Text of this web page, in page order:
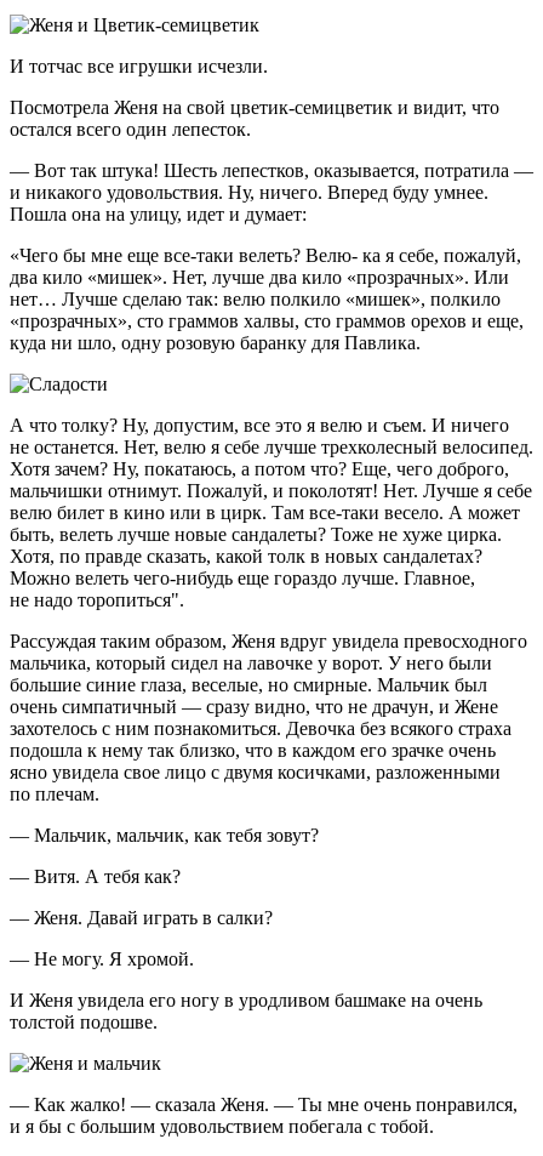
И тотчас все игрушки исчезли.
Посмотрела Женя на свой цветик-семицветик и видит, что
остался всего один лепесток.
— Вот так штука! Шесть лепестков, оказывается, потратила —
и никакого удовольствия. Ну, ничего. Вперед буду умнее.
Пошла она на улицу, идет и думает:
«Чего бы мне еще все-таки велеть? Велю- ка я себе, пожалуй,
два кило «мишек». Нет, лучше два кило «прозрачных». Или
нет… Лучше сделаю так: велю полкило «мишек», полкило
«прозрачных», сто граммов халвы, сто граммов орехов и еще,
куда ни шло, одну розовую баранку для Павлика.
А что толку? Ну, допустим, все это я велю и съем. И ничего
не останется. Нет, велю я себе лучше трехколесный велосипед.
Хотя зачем? Ну, покатаюсь, а потом что? Еще, чего доброго,
мальчишки отнимут. Пожалуй, и поколотят! Нет. Лучше я себе
велю билет в кино или в цирк. Там все-таки весело. А может
быть, велеть лучше новые сандалеты? Тоже не хуже цирка.
Хотя, по правде сказать, какой толк в новых сандалетах?
Можно велеть чего-нибудь еще гораздо лучше. Главное,
не надо торопиться".
Рассуждая таким образом, Женя вдруг увидела превосходного
мальчика, который сидел на лавочке у ворот. У него были
большие синие глаза, веселые, но смирные. Мальчик был
очень симпатичный — сразу видно, что не драчун, и Жене
захотелось с ним познакомиться. Девочка без всякого страха
подошла к нему так близко, что в каждом его зрачке очень
ясно увидела свое лицо с двумя косичками, разложенными
по плечам.
— Мальчик, мальчик, как тебя зовут?
— Витя. А тебя как?
— Женя. Давай играть в салки?
— Не могу. Я хромой.
И Женя увидела его ногу в уродливом башмаке на очень
толстой подошве.
— Как жалко! — сказала Женя. — Ты мне очень понравился,
и я бы с большим удовольствием побегала с тобой.